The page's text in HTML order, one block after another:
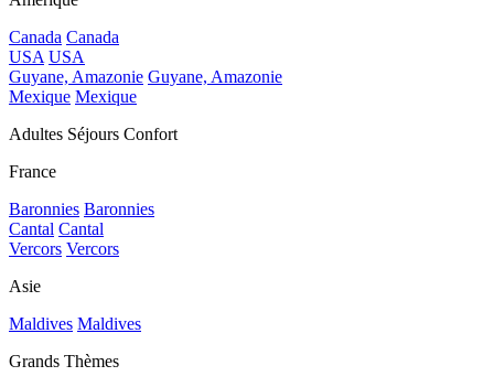
Canada Canada
USA USA
Guyane, Amazonie Guyane, Amazonie
Mexique Mexique
Adultes Séjours Confort
France
Baronnies Baronnies
Cantal Cantal
Vercors Vercors
Asie
Maldives Maldives
Grands Thèmes